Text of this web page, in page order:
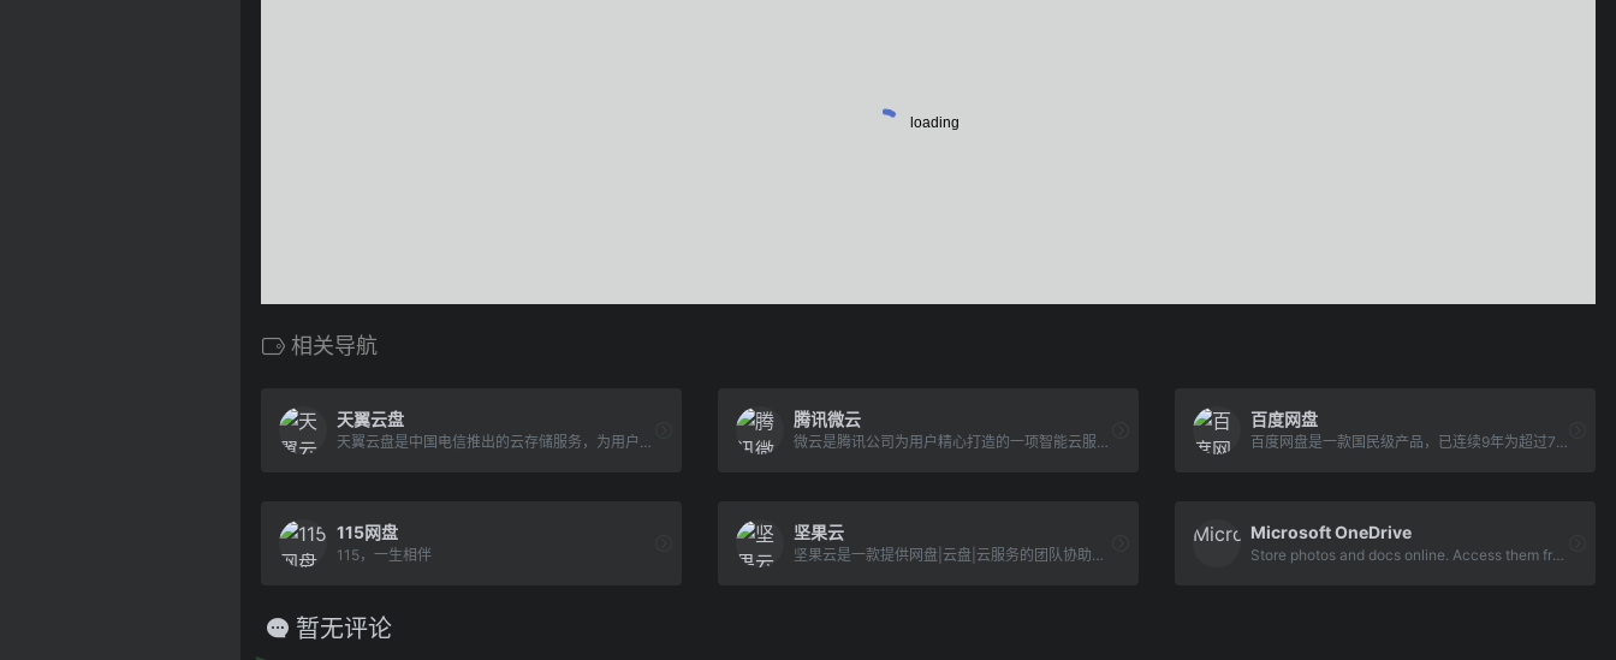
相关导航
天翼云盘
天翼云盘是中国电信推出的云存储服务，为用户提供跨平台的文件存储、备份、同步及分享服务，是国内领先的免费网盘，安全、可靠、稳定、快速。天翼云盘为用户守护数据资产。
腾讯微云
微云是腾讯公司为用户精心打造的一项智能云服务, 您可以通过微云方便地在手机和电脑之间同步文件、推送照片和传输数据。
百度网盘
百度网盘是一款国民级产品，已连续9年为超过7亿用户提供稳定、安全的个人云存储服务，已实现电脑、手机、电视等多种终端场景的覆盖和互联，并支持多类型文件的备份、分享、查看和处理
115网盘
115，一生相伴
坚果云
坚果云是一款提供网盘|云盘|云服务的团队协助软件,可随时随地实现共享文件夹。坚果云网盘支持移动办公,协同办公,文件同步,数据备份,智能管理,在线编辑等功能。
Microsoft OneDrive
Store photos and docs online. Access them from any PC, Mac or phone. Create and work together on Word, Excel or PowerPoint documents.
暂无评论